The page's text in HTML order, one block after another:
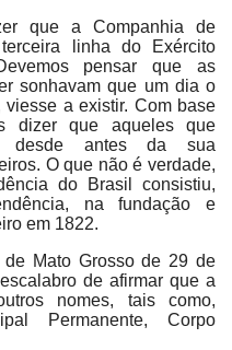
que a Companhia de
linha do Exército
pensar que as
sonhavam que um dia o
a existir. Com base
dizer que aqueles que
desde antes da sua
O que não é verdade,
do Brasil consistiu,
na fundação e
em 1822.
Mato Grosso de 29 de
de afirmar que a
nomes, tais como,
Permanente, Corpo